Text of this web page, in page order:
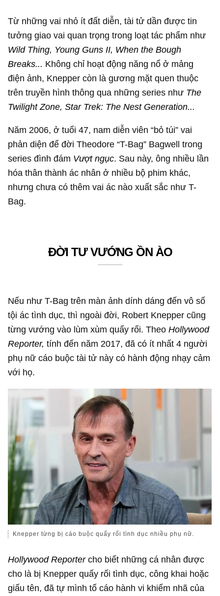
Từ những vai nhỏ ít đất diễn, tài tử dần được tin
tưởng giao vai quan trọng trong loạt tác phẩm như
Wild Thing, Young Guns II, When the Bough
Breaks... Không chỉ hoạt động năng nổ ở mảng
điện ảnh, Knepper còn là gương mặt quen thuộc
trên truyền hình thông qua những series như The
Twilight Zone, Star Trek: The Nest Generation...
Năm 2006, ở tuổi 47, nam diễn viên “bỏ túi” vai
phản diện để đời Theodore “T-Bag” Bagwell trong
series đình đám Vượt ngục. Sau này, ông nhiều lần
hóa thân thành ác nhân ở nhiều bộ phim khác,
nhưng chưa có thêm vai ác nào xuất sắc như T-
Bag.
ĐỜI TƯ VƯỚNG ỒN ÀO
Nếu như T-Bag trên màn ảnh dính dáng đến vô số
tội ác tình dục, thì ngoài đời, Robert Knepper cũng
từng vướng vào lùm xùm quấy rối. TheoHollywood
Reporter, tính đến năm 2017, đã có ít nhất 4 người
phụ nữ cáo buộc tài tử này có hành động nhạy cảm
với họ.
Knepper từng bị cáo buộc quấy rối tình dục nhiều phụ nữ.
Hollywood Reportercho biết những cá nhân được
cho là bị Knepper quấy rối tình dục, công khai hoặc
giấu tên, đã tự mình tố cáo hành vi khiếm nhã của